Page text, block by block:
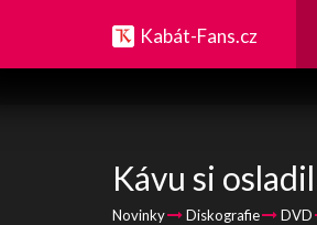
Kabát-Fans.cz
Kávu si osladil
Novinky Diskografie DVD